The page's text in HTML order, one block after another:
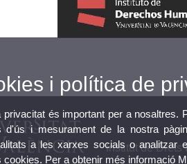
Institut de Drets
i política de
privacitat és important per a nosaltres.
d'ús i mesurament de la nostra
a les xarxes socials o analitzar
cookies. Per a obtenir més informació